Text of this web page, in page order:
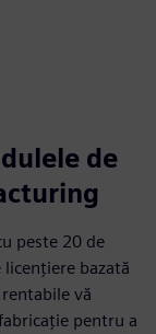
de
peste 20 de
bazată
vă
pentru a